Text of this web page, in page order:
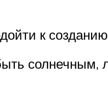
к
солнечным,